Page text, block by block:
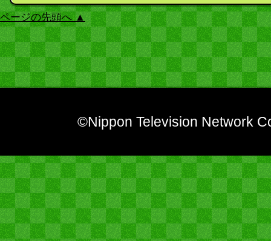
ページの先頭へ ▲
©Nippon Television Network